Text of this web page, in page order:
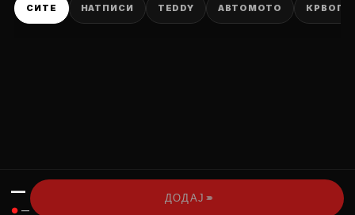
СИТЕ НАТПИСИ TEDDY АВТОМОТО
—
● —
ДОДАЈ ›››